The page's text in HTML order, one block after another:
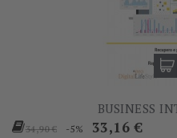
BUSINESS
Prezzo
34,90 € -5% Prezzo
33,16 €